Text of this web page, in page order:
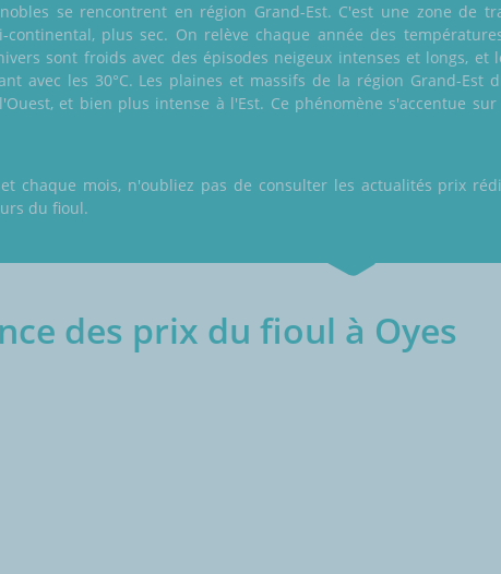
se rencontrent en région Grand-Est. C'est une zone de
continental, plus sec. On relève chaque année des
sont froids avec des épisodes neigeux intenses et longs,
avec les 30°C. Les plaines et massifs de la région Grand-Est
et bien plus intense à l'Est. Ce phénomène s'accentue
chaque mois, n'oubliez pas de consulter les actualités prix
du fioul.
des prix du fioul à Oyes